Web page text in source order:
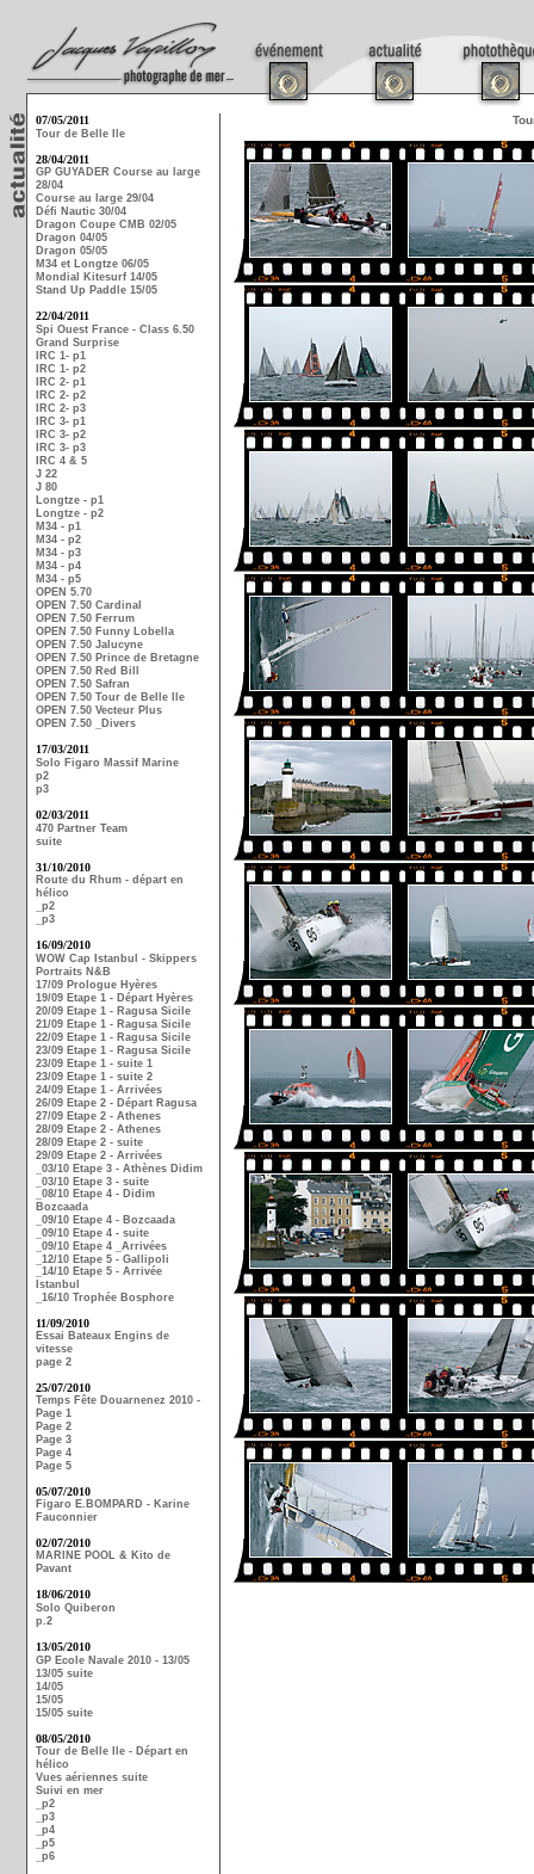
07/05/2011
Tour de Belle Ile
28/04/2011
GP GUYADER Course au large
28/04
Course au large 29/04
Défi Nautic 30/04
Dragon Coupe CMB 02/05
Dragon 04/05
Dragon 05/05
M34 et Longtze 06/05
Mondial Kitesurf 14/05
Stand Up Paddle 15/05
22/04/2011
Spi Ouest France - Class 6.50
Grand Surprise
IRC 1- p1
IRC 1- p2
IRC 2- p1
IRC 2- p2
IRC 2- p3
IRC 3- p1
IRC 3- p2
IRC 3- p3
IRC 4 & 5
J 22
J 80
Longtze - p1
Longtze - p2
M34 - p1
M34 - p2
M34 - p3
M34 - p4
M34 - p5
OPEN 5.70
OPEN 7.50 Cardinal
OPEN 7.50 Ferrum
OPEN 7.50 Funny Lobella
OPEN 7.50 Jalucyne
OPEN 7.50 Prince de Bretagne
OPEN 7.50 Red Bill
OPEN 7.50 Safran
OPEN 7.50 Tour de Belle Ile
OPEN 7.50 Vecteur Plus
OPEN 7.50 _Divers
17/03/2011
Solo Figaro Massif Marine
p2
p3
02/03/2011
470 Partner Team
suite
31/10/2010
Route du Rhum - départ en
hélico
_p2
_p3
16/09/2010
WOW Cap Istanbul - Skippers
Portraits N&B
17/09 Prologue Hyères
19/09 Etape 1 - Départ Hyères
20/09 Etape 1 - Ragusa Sicile
21/09 Etape 1 - Ragusa Sicile
22/09 Etape 1 - Ragusa Sicile
23/09 Etape 1 - Ragusa Sicile
23/09 Etape 1 - suite 1
23/09 Etape 1 - suite 2
24/09 Etape 1 - Arrivées
26/09 Etape 2 - Départ Ragusa
27/09 Etape 2 - Athenes
28/09 Etape 2 - Athenes
28/09 Etape 2 - suite
29/09 Etape 2 - Arrivées
_03/10 Etape 3 - Athènes Didim
_03/10 Etape 3 - suite
_08/10 Etape 4 - Didim
Bozcaada
_09/10 Etape 4 - Bozcaada
_09/10 Etape 4 - suite
_09/10 Etape 4 _Arrivées
_12/10 Etape 5 - Gallipoli
_14/10 Etape 5 - Arrivée
Istanbul
_16/10 Trophée Bosphore
11/09/2010
Essai Bateaux Engins de
vitesse
page 2
25/07/2010
Temps Fête Douarnenez 2010 -
Page 1
Page 2
Page 3
Page 4
Page 5
05/07/2010
Figaro E.BOMPARD - Karine
Fauconnier
02/07/2010
MARINE POOL & Kito de
Pavant
18/06/2010
Solo Quiberon
p.2
13/05/2010
GP Ecole Navale 2010 - 13/05
13/05 suite
14/05
15/05
15/05 suite
08/05/2010
Tour de Belle Ile - Départ en
hélico
Vues aériennes suite
Suivi en mer
_p2
_p3
_p4
_p5
_p6